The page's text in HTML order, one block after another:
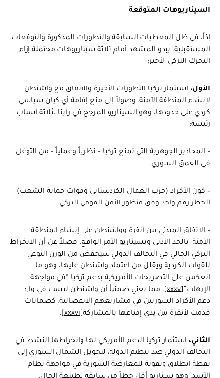
السيناريوهات المتوقعة
إذاً، في ظل المعطيات السابقة والتطورات المذكورة والتوقعات
المستقبلية، يبدو المشهد أمام ثلاثة سيناريوهات محتملة إزاء
التحرك التركي الأخير:
الأول، استثمار تركيا التطورات الأخيرة والاتفاق مع واشنطن
لإنشاء المنطقة الآمنة، وصولاً إلى منع إقامة أي كيان سياسي
كردي على حدودها، وهو السيناريو المرجح في رأينا لثلاثة أسباب
رئيسة:
– المحاذير الجوهرية التي تمنع تركيا – نظرياً وعملياً – من التوغل
في العمق السوري.
– كون الأكراد (حزب العمال الكردستاني وقوات حماية الشعب)
الخطر رقم واحد وفق منظور الأمن القومي التركي.
– الاتفاق المبدئي بين أنقرة وواشنطن على إنشاء المنطقة
الآمنة بالحد الأدنى وبسيناريو الأمر الواقع. فضلاً عن أن الانخراط
التركي الحالي في التحالف الدولي سيخفض من الوزن النوعي
للقوات الكردية ويقلل من اعتماد واشنطن عليها، وهو ما
انعكس على التصريحات الأمريكية بدعم تركيا “في مواجهة
الإرهاب”[xxxv]
، مما يعني ضمنياً أن واشنطن ليست في وارد
دعم الأكراد السوريين في مشاريعهم الانفصالية، كضمانات
قدمت لأنقرة بين يدي إقناعها بالمشاركة[xxxvi]
.
الثاني، استثمار تركيا الدعم الأمريكي لها وانخراطها النشط في
التحالف الدولي ضد تنظيم الدولة، لتحويل الشمال السوري إلى
نقطة انطلاق وتقوية للمعارضة السورية في مواجهة نظام